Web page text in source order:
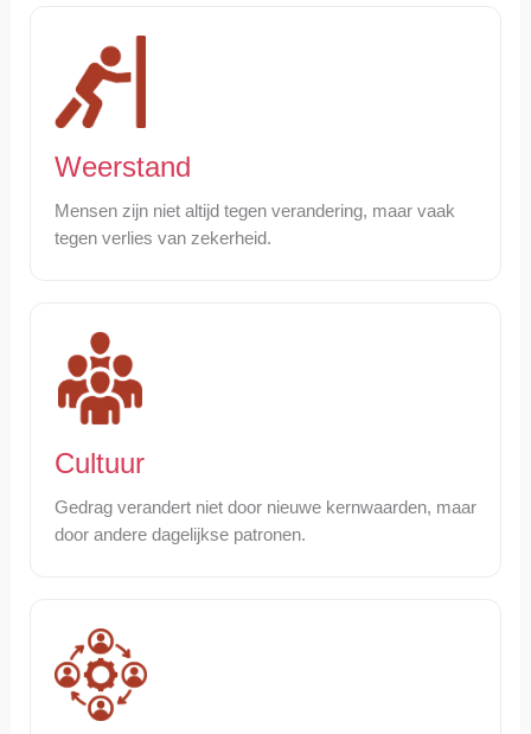
Weerstand
Mensen zijn niet altijd tegen verandering, maar vaak
tegen verlies van zekerheid.
Cultuur
Gedrag verandert niet door nieuwe kernwaarden, maar
door andere dagelijkse patronen.